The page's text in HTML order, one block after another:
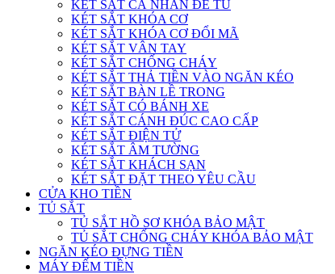
KÉT SẮT CÁ NHÂN ĐỂ TỦ
KÉT SẮT KHÓA CƠ
KÉT SẮT KHÓA CƠ ĐỔI MÃ
KÉT SẮT VÂN TAY
KÉT SẮT CHỐNG CHÁY
KÉT SẮT THẢ TIỀN VÀO NGĂN KÉO
KÉT SẮT BÀN LỀ TRONG
KÉT SẮT CÓ BÁNH XE
KÉT SẮT CÁNH ĐÚC CAO CẤP
KÉT SẮT ĐIỆN TỬ
KÉT SẮT ÂM TƯỜNG
KÉT SẮT KHÁCH SẠN
KÉT SẮT ĐẶT THEO YÊU CẦU
CỬA KHO TIỀN
TỦ SẮT
TỦ SẮT HỒ SƠ KHÓA BẢO MẬT
TỦ SẮT CHỐNG CHÁY KHÓA BẢO MẬT
NGĂN KÉO ĐỰNG TIỀN
MÁY ĐẾM TIỀN